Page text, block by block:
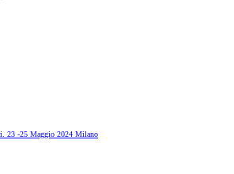
23 -25 Maggio 2024 Milano